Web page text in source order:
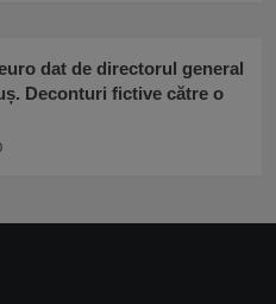
dat de directorul general
Deconturi fictive către o